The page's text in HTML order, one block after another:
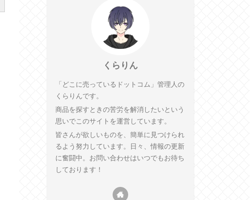
くらりん
「どこに売っているドットコム」管理人の
くらりんです。
商品を探すときの苦労を解消したいという
思いでこのサイトを運営しています。
皆さんが欲しいものを、簡単に見つけられ
るよう努力しています。日々、情報の更新
に奮闘中。お問い合わせはいつでもお待ち
しております！